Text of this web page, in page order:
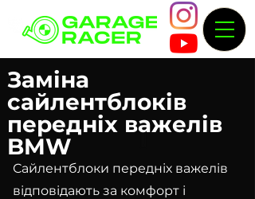
Заміна
сайлентблоків
передніх важелів
BMW
Сайлентблоки передніх важелів
відповідають за комфорт і